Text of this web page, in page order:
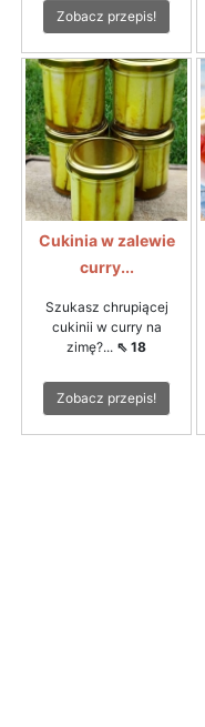
Zobacz przepis!
Cukinia w zalewie
curry...
Szukasz chrupiącej
cukinii w curry na
zimę?... ⇖ 18
Zobacz przepis!